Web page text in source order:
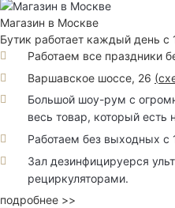
Магазин в Москве
Бутик работает каждый день с
Работаем все праздники
Варшавское шоссе, 26 (
Большой шоу-рум с
весь товар, который есть
Работаем без выходных с
Зал дезинфицируерся
рециркуляторами.
подробнее >>